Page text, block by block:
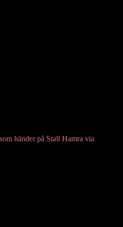
händer på Stall Hamra via